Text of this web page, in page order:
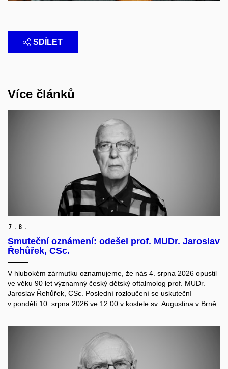
SDÍLET
Více článků
7. 8.
Smuteční oznámení: odešel prof. MUDr. Jaroslav
Řehůřek, CSc.
V hlubokém zármutku oznamujeme, že nás 4. srpna 2026 opustil
ve věku 90 let významný český dětský oftalmolog prof. MUDr.
Jaroslav Řehůřek, CSc. Poslední rozloučení se uskuteční
v pondělí 10. srpna 2026 ve 12:00 v kostele sv. Augustina v Brně.